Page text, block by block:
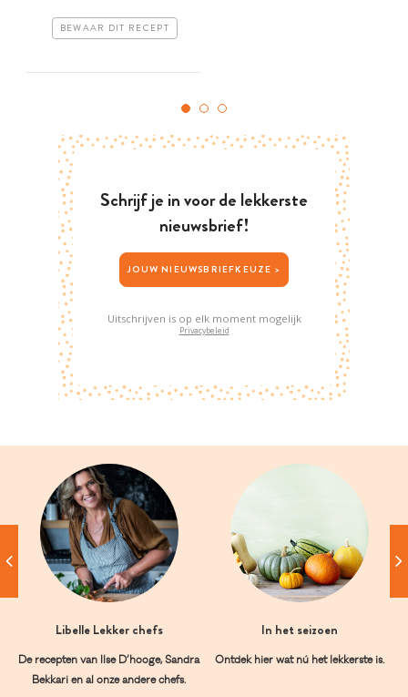
BEWAAR DIT RECEPT
Schrijf je in voor de lekkerste
nieuwsbrief!
JOUW NIEUWSBRIEFKEUZE >
Uitschrijven is op elk moment mogelijk
Privacybeleid
Libelle Lekker chefs
De recepten van Ilse D’hooge, Sandra
Bekkari en al onze andere chefs.
In het seizoen
Ontdek hier wat nú het lekkerste is.